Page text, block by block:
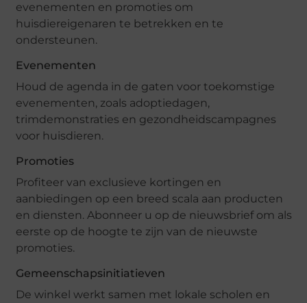
evenementen en promoties om
huisdiereigenaren te betrekken en te
ondersteunen.
Evenementen
Houd de agenda in de gaten voor toekomstige
evenementen, zoals adoptiedagen,
trimdemonstraties en gezondheidscampagnes
voor huisdieren.
Promoties
Profiteer van exclusieve kortingen en
aanbiedingen op een breed scala aan producten
en diensten. Abonneer u op de nieuwsbrief om als
eerste op de hoogte te zijn van de nieuwste
promoties.
Gemeenschapsinitiatieven
De winkel werkt samen met lokale scholen en